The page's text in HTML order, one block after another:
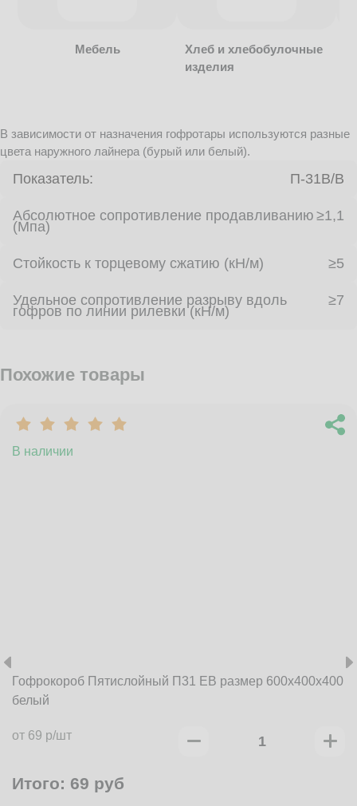
Мебель
Хлеб и хлебобулочные
изделия
В зависимости от назначения гофротары используются разные
цвета наружного лайнера (бурый или белый).
Показатель: П-31В/B
Абсолютное сопротивление продавливанию
(Мпа)
≥1,1
Стойкость к торцевому сжатию (кН/м) ≥5
Удельное сопротивление разрыву вдоль
гофров по линии рилевки (кН/м)
≥7
Похожие товары
В наличии
Гофрокороб Пятислойный П31 EB размер 600x400x400
белый
от 69 р/шт
Итого: 69 руб